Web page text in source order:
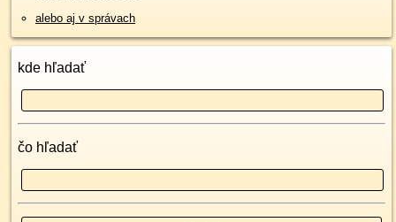
alebo aj v správach
kde hľadať
čo hľadať